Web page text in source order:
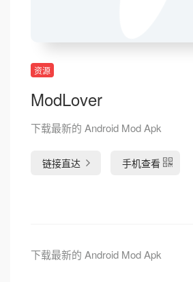
资源
ModLover
下载最新的 Android Mod Apk
链接直达 手机查看
下载最新的 Android Mod Apk